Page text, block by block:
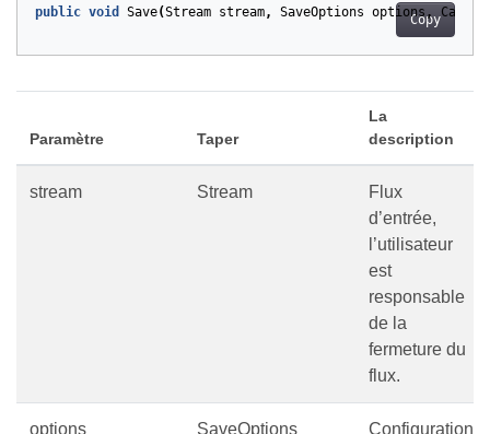
Copy
public void Save(Stream stream, SaveOptions options ,
Paramètre Taper
La
description
stream Stream
Flux
d’entrée,
l’utilisateur
est
responsable
de la
fermeture du
flux.
options SaveOptions Configuration